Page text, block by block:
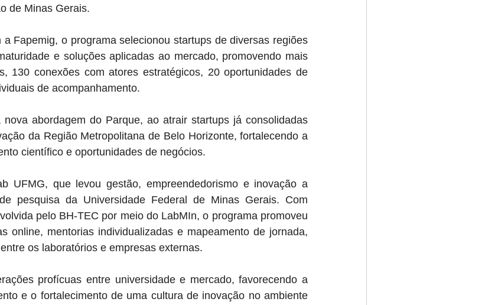
de Minas Gerais.
Fapemig, o programa selecionou startups de diversas regiões
e soluções aplicadas ao mercado, promovendo mais
130 conexões com atores estratégicos, 20 oportunidades de
de acompanhamento.
abordagem do Parque, ao atrair startups já consolidadas
da Região Metropolitana de Belo Horizonte, fortalecendo a
científico e oportunidades de negócios.
UFMG, que levou gestão, empreendedorismo e inovação a
pesquisa da Universidade Federal de Minas Gerais. Com
pelo BH-TEC por meio do LabMIn, o programa promoveu
online, mentorias individualizadas e mapeamento de jornada,
os laboratórios e empresas externas.
profícuas entre universidade e mercado, favorecendo a
e o fortalecimento de uma cultura de inovação no ambiente